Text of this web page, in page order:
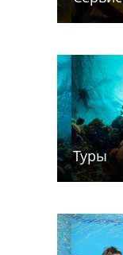
Туры